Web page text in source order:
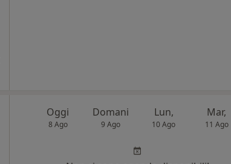
Oggi
8 Ago
Domani
9 Ago
Lun,
10 Ago
Mar,
11 Ago